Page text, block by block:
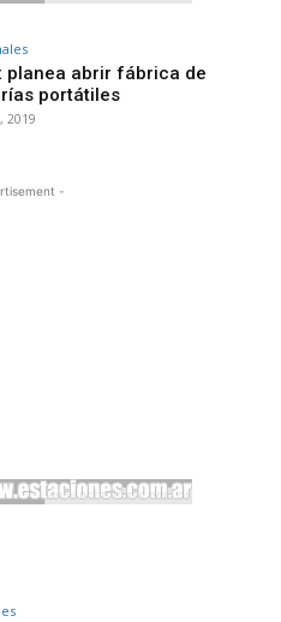
planea abrir fábrica de
portátiles
2019
-